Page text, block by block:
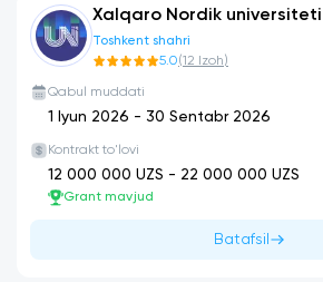
Xalqaro Nordik universiteti
Toshkent shahri
5.0(12 Izoh)
Qabul muddati
1 Iyun 2026 - 30 Sentabr 2026
Kontrakt to'lovi
12 000 000 UZS - 22 000 000 UZS
Grant mavjud
Batafsil